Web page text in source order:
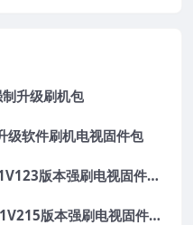
升级刷机包
级软件刷机电视固件包
TCL电视V8-S38AT01-LF1V123版本强刷电视固件包下载
TCL电视V8-RT95001-LF1V215版本强刷电视固件包下载